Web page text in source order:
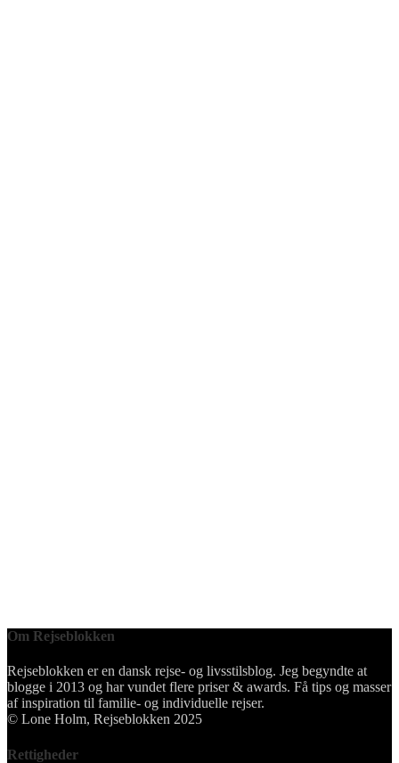
Om Rejseblokken
Rejseblokken er en dansk rejse- og livsstilsblog. Jeg begyndte at
blogge i 2013 og har vundet flere priser & awards. Få tips og masser
af inspiration til familie- og individuelle rejser.
© Lone Holm, Rejseblokken 2025
Rettigheder